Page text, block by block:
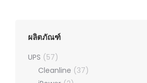
ผลิตภัณฑ์
UPS (57)
Cleanline (37)